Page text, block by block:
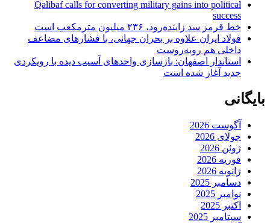
Qalibaf calls for converting military gains into political
success
خط قرمز سد زاینده‌رود، ۲۳۶ میلیون مترمکعب است
فولاد ایران علاوه بر بحران جهانی، با فشارهای مضاعف
داخلی هم روبه‌روست
استاندار اصفهان: بازسازی واحدهای آسیب دیده با رویکردی
جدید آغاز شده است
بایگانی
آگوست 2026
جولای 2026
ژوئن 2026
فوریه 2026
ژانویه 2026
دسامبر 2025
نوامبر 2025
اکتبر 2025
سپتامبر 2025